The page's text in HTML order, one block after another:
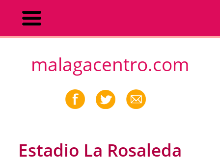
malagacentro.com
Estadio La Rosaleda